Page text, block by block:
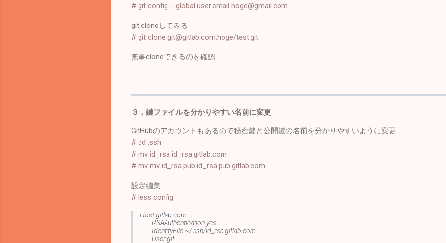
# git config --global user.email hoge@gmail.com
git cloneしてみる
# git clone git@gitlab.com:hoge/test.git
無事cloneできるのを確認
３．鍵ファイルを分かりやすい名前に変更
GitHubのアカウントもあるので秘密鍵と公開鍵の名前を分かりやすいように変更
# cd .ssh
# mv id_rsa id_rsa.gitlab.com
# mv mv id_rsa.pub id_rsa.pub.gitlab.com
設定編集
# less config
Host gitlab.com
RSAAuthentication yes
IdentityFile ~/.ssh/id_rsa.gitlab.com
User git